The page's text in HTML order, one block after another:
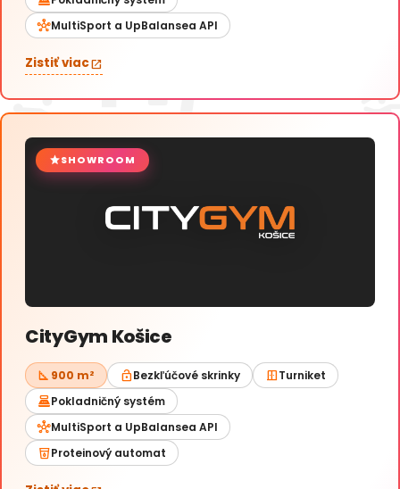
hubMultiSport a UpBalansea API
Zistiť viacopen_in_new
starSHOWROOM
CityGym Košice
square_foot 900 m² lock_openBezkľúčové skrinky door_slidingTurniket
point_of_salePokladničný systém
hubMultiSport a UpBalansea API
local_drinkProteinový automat